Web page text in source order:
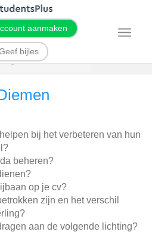
aanmaken
bijles
T
l
t
geven
bij het verbeteren van hun
beheren?
op je cv?
zijn en het verschil
aan de volgende lichting?